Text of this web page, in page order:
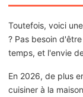
Toutefois, voici
? Pas besoin
temps, et l'envie
En 2026, de plus
cuisiner à la